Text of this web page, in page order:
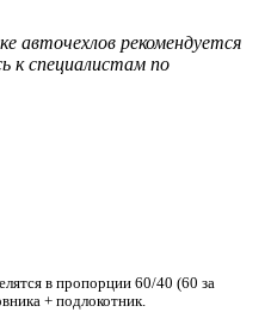
авточехлов рекомендуется
к специалистам по
в пропорции 60/40 (60 за
+ подлокотник.